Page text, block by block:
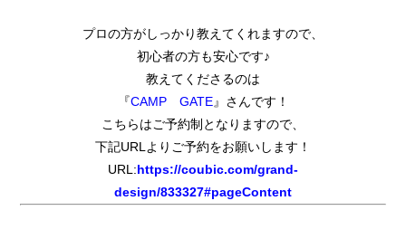
プロの方がしっかり教えてくれますので、
初心者の方も安心です♪
教えてくださるのは
『CAMP GATE』さんです！
こちらはご予約制となりますので、
下記URLよりご予約をお願いします！
URL:https://coubic.com/grand-
design/833327#pageContent